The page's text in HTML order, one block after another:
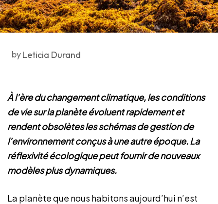
byLeticia Durand
À l’ère du changement climatique, les conditions
de vie sur la planète évoluent rapidement et
rendent obsolètes les schémas de gestion de
l’environnement conçus à une autre époque. La
réflexivité écologique peut fournir de nouveaux
modèles plus dynamiques.
La planète que nous habitons aujourd’hui n’est